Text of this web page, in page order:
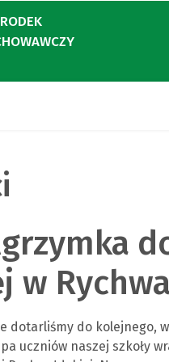
w
dotarliśmy do kolejnego,
uczniów naszej szkoły